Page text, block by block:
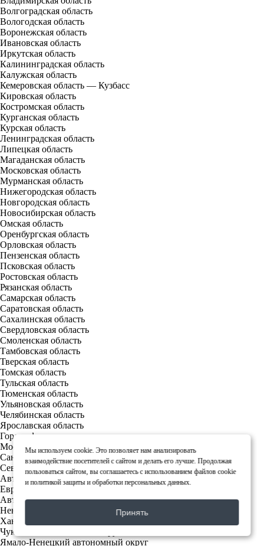
Волгоградская область
Вологодская область
Воронежская область
Ивановская область
Иркутская область
Калининградская область
Калужская область
Кемеровская область — Кузбасс
Кировская область
Костромская область
Курганская область
Курская область
Ленинградская область
Липецкая область
Магаданская область
Московская область
Мурманская область
Нижегородская область
Новгородская область
Новосибирская область
Омская область
Оренбургская область
Орловская область
Пензенская область
Псковская область
Ростовская область
Рязанская область
Самарская область
Саратовская область
Сахалинская область
Свердловская область
Смоленская область
Тамбовская область
Тверская область
Томская область
Тульская область
Тюменская область
Ульяновская область
Челябинская область
Ярославская область
Города федерального значения
Москва
Санкт-Петербург
Севастополь
Автономная область
Еврейская автономная область
Автономные округа
Ненецкий автономный округ
Ханты-Мансийский автономный округ — Югра
Чукотский автономный округ
Ямало-Ненецкий автономный округ
Мы используем cookie. Это позволяет нам анализировать
взаимодействие посетителей с сайтом и делать его лучше. Продолжая
пользоваться сайтом, вы соглашаетесьс использованием файлов cookie
иполитикой защиты и обработки персональных данных.
Принять